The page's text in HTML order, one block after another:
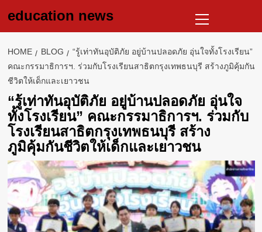
education news
Menu
HOME BLOG
“รู้เท่าทันอุบัติภัย อยู่บ้านปลอดภัย อุ่นใจทั้งโรงเรียน”
คณะกรรมาธิการฯ. ร่วมกับโรงเรียนสาธิตกรุงเทพธนบุรี สร้างภูมิคุ้มกัน
ชีวิตให้เด็กและเยาวชน
“รู้เท่าทันอุบัติภัย อยู่บ้านปลอดภัย อุ่นใจ
ทั้งโรงเรียน” คณะกรรมาธิการฯ. ร่วมกับ
โรงเรียนสาธิตกรุงเทพธนบุรี สร้าง
ภูมิคุ้มกันชีวิตให้เด็กและเยาวชน